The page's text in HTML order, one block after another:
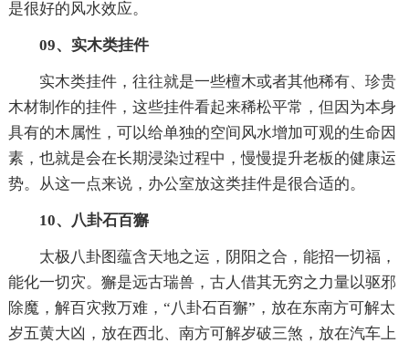
是很好的风水效应。
09、实木类挂件
实木类挂件，往往就是一些檀木或者其他稀有、珍贵
木材制作的挂件，这些挂件看起来稀松平常，但因为本身
具有的木属性，可以给单独的空间风水增加可观的生命因
素，也就是会在长期浸染过程中，慢慢提升老板的健康运
势。从这一点来说，办公室放这类挂件是很合适的。
10、八卦石百獬
太极八卦图蕴含天地之运，阴阳之合，能招一切福，
能化一切灾。獬是远古瑞兽，古人借其无穷之力量以驱邪
除魔，解百灾救万难，“八卦石百獬”，放在东南方可解太
岁五黄大凶，放在西北、南方可解岁破三煞，放在汽车上